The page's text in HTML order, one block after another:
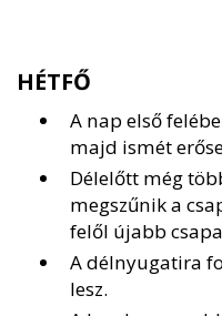
HÉTFŐ
A nap első
majd ismét
Délelőtt még
megszűnik a
felől újabb
A délnyugatira
lesz.